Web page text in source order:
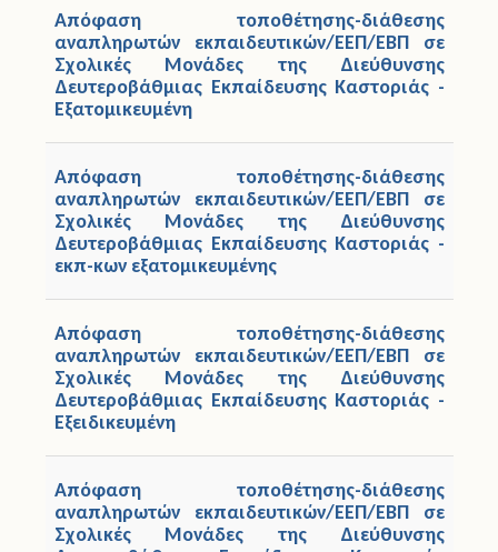
Απόφαση τοποθέτησης-διάθεσης
αναπληρωτών εκπαιδευτικών/ΕΕΠ/ΕΒΠ σε
Σχολικές Μονάδες της Διεύθυνσης
Δευτεροβάθμιας Εκπαίδευσης Καστοριάς -
Εξατομικευμένη
Απόφαση τοποθέτησης-διάθεσης
αναπληρωτών εκπαιδευτικών/ΕΕΠ/ΕΒΠ σε
Σχολικές Μονάδες της Διεύθυνσης
Δευτεροβάθμιας Εκπαίδευσης Καστοριάς -
εκπ-κων εξατομικευμένης
Απόφαση τοποθέτησης-διάθεσης
αναπληρωτών εκπαιδευτικών/ΕΕΠ/ΕΒΠ σε
Σχολικές Μονάδες της Διεύθυνσης
Δευτεροβάθμιας Εκπαίδευσης Καστοριάς -
Εξειδικευμένη
Απόφαση τοποθέτησης-διάθεσης
αναπληρωτών εκπαιδευτικών/ΕΕΠ/ΕΒΠ σε
Σχολικές Μονάδες της Διεύθυνσης